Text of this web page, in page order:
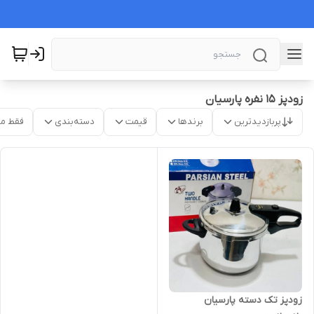
زودپز ۱۵ نفره پارسیان
پربازدیدترین برندها قیمت دسته‌بندی فقط
زودپز تک دسته پارسیان